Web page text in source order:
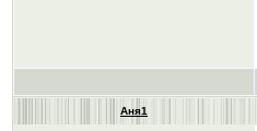
Аня1